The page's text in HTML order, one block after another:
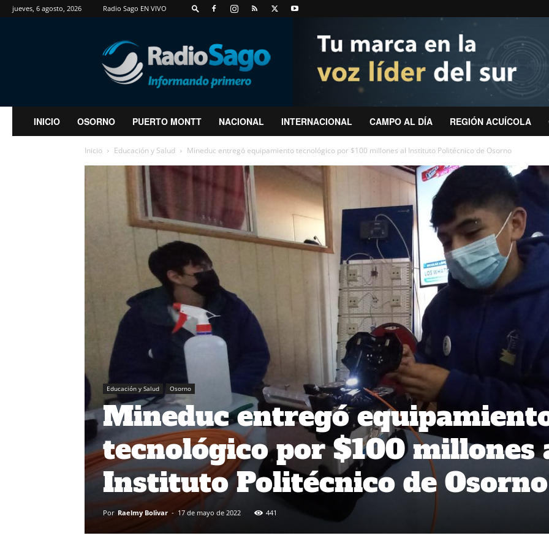
jueves, 6 agosto, 2026 Radio Sago EN VIVO
RadioSago
INICIO OSORNO PUERTO MONTT NACIONAL INTERNACIONAL CAMPO AL DÍA REGIÓN ACUÍCOLA
Inicio Educación y Salud Mineduc entregó equipamiento tecnológico por $100 millones al Instituto Politécnico de Osorno
Educación y Salud Osorno
Mineduc entregó
tecnológico por $100 millones
Instituto Politécnico de Osorno
Por Raelmy Bolivar - 17 de mayo de 2022 441